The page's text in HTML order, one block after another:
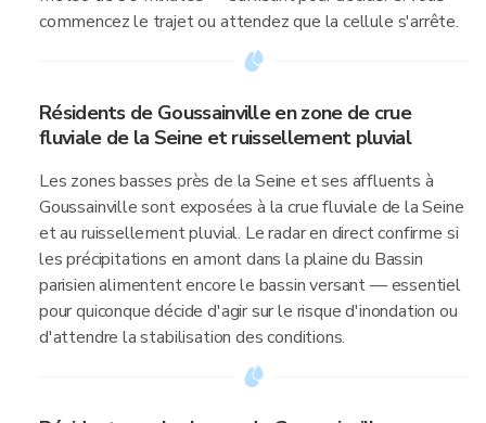
commencez le trajet ou attendez que la cellule s'arrête.
Résidents de Goussainville en zone de crue
fluviale de la Seine et ruissellement pluvial
Les zones basses près de la Seine et ses affluents à
Goussainville sont exposées à la crue fluviale de la Seine
et au ruissellement pluvial. Le radar en direct confirme si
les précipitations en amont dans la plaine du Bassin
parisien alimentent encore le bassin versant — essentiel
pour quiconque décide d'agir sur le risque d'inondation ou
d'attendre la stabilisation des conditions.